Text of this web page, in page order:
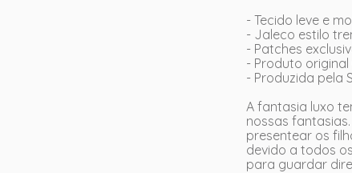
- Tecido leve e
- Jaleco estilo
- Patches
- Produto
- Produzida pela
A fantasia luxo
nossas
presentear os
devido a todos
para guardar